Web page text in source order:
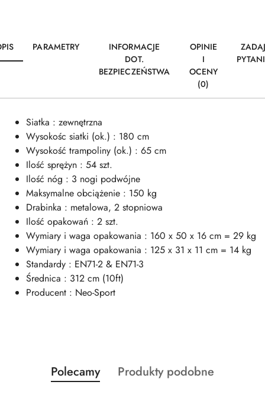
PARAMETRY
INFORMACJE
DOT.
BEZPIECZEŃSTWA
OPINIE
I
OCENY
(0)
Siatka : zewnętrzna
Wysokośc siatki (ok.) : 180 cm
Wysokość trampoliny (ok.) : 65 cm
Ilość sprężyn : 54 szt.
Ilość nóg : 3 nogi podwójne
Maksymalne obciążenie : 150 kg
Drabinka : metalowa, 2 stopniowa
Ilość opakowań : 2 szt.
Wymiary i waga opakowania : 160 x 50 x 16 cm = 29 kg
Wymiary i waga opakowania : 125 x 31 x 11 cm = 14 kg
Standardy : EN71-2 & EN71-3
Średnica : 312 cm (10ft)
Producent : Neo-Sport
Pomiń karuzelę produktów
Produkty
o
Polecamy
Produkty
Produkty podobne